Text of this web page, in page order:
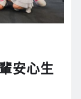
安心生